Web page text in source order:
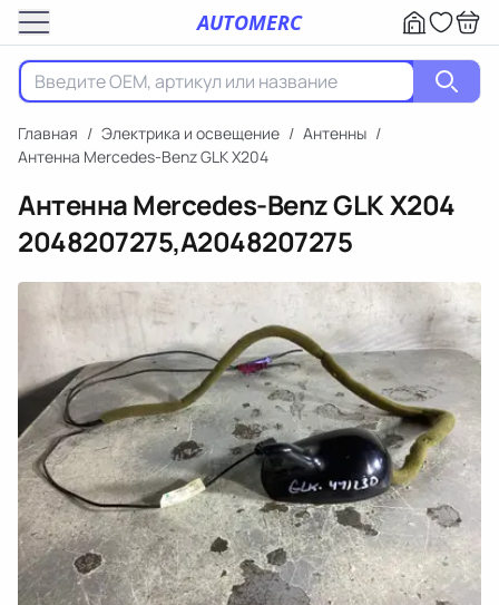
AUTOMERC
Главная / Электрика и освещение / Антенны /
Антенна Mercedes-Benz GLK X204
Антенна Mercedes-Benz GLK X204
2048207275,A2048207275